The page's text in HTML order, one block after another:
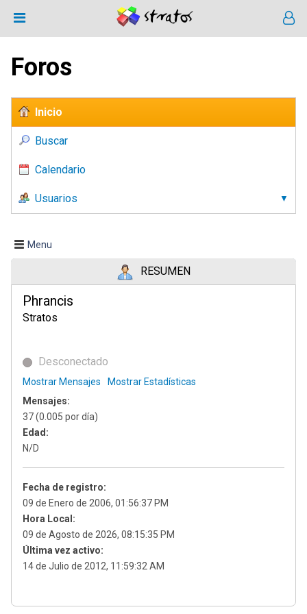
Foros
Inicio
Buscar
Calendario
Usuarios
Menu
RESUMEN
Phrancis
Stratos
Desconectado
Mostrar Mensajes
Mostrar Estadísticas
Mensajes:
37 (0.005 por día)
Edad:
N/D
Fecha de registro:
09 de Enero de 2006, 01:56:37 PM
Hora Local:
09 de Agosto de 2026, 08:15:35 PM
Última vez activo:
14 de Julio de 2012, 11:59:32 AM